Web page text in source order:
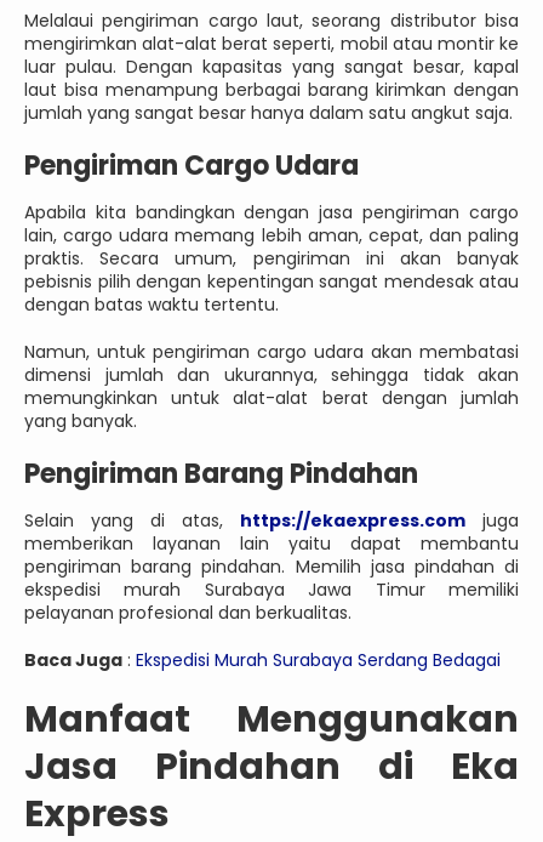
Melalaui pengiriman cargo laut, seorang distributor bisa
mengirimkan alat-alat berat seperti, mobil atau montir ke
luar pulau. Dengan kapasitas yang sangat besar, kapal
laut bisa menampung berbagai barang kirimkan dengan
jumlah yang sangat besar hanya dalam satu angkut saja.
Pengiriman Cargo Udara
Apabila kita bandingkan dengan jasa pengiriman cargo
lain, cargo udara memang lebih aman, cepat, dan paling
praktis. Secara umum, pengiriman ini akan banyak
pebisnis pilih dengan kepentingan sangat mendesak atau
dengan batas waktu tertentu.
Namun, untuk pengiriman cargo udara akan membatasi
dimensi jumlah dan ukurannya, sehingga tidak akan
memungkinkan untuk alat-alat berat dengan jumlah
yang banyak.
Pengiriman Barang Pindahan
Selain yang di atas, https://ekaexpress.com juga
memberikan layanan lain yaitu dapat membantu
pengiriman barang pindahan. Memilih jasa pindahan di
ekspedisi murah Surabaya Jawa Timur memiliki
pelayanan profesional dan berkualitas.
Baca Juga : Ekspedisi Murah Surabaya Serdang Bedagai
Manfaat Menggunakan
Jasa Pindahan di Eka
Express